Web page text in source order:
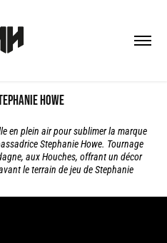
Howe
en plein air pour sublimer la marque
Stephanie Howe. Tournage
aux Houches, offrant un décor
le terrain de jeu de Stephanie